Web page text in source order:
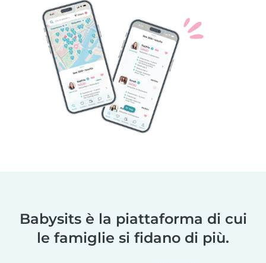
Babysits è la piattaforma di cui
le famiglie si fidano di più.